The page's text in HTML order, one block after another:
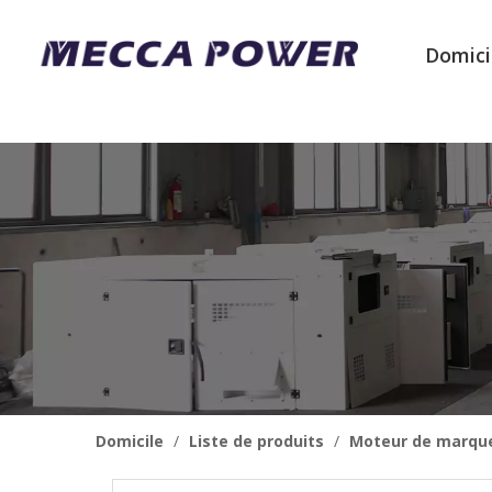
Domicile / Liste de produits / Moteur de